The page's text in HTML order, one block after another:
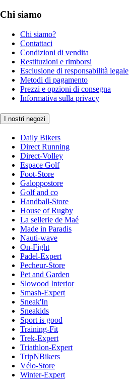
Chi siamo
Chi siamo?
Contattaci
Condizioni di vendita
Restituzioni e rimborsi
Esclusione di responsabilità legale
Metodi di pagamento
Prezzi e opzioni di consegna
Informativa sulla privacy
I nostri negozi
Daily Bikers
Direct Running
Direct-Volley
Espace Golf
Foot-Store
Galoppostore
Golf and co
Handball-Store
House of Rugby
La sellerie de Maé
Made in Paradis
Nauti-wave
On-Fight
Padel-Expert
Pecheur-Store
Pet and Garden
Slowood Interior
Smash-Expert
Sneak'In
Sneakids
Sport is good
Training-Fit
Trek-Expert
Triathlon-Expert
TripNBikers
Vélo-Store
Winter-Expert